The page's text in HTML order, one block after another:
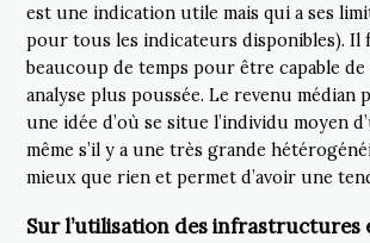
est une indication utile mais qui a ses
pour tous les indicateurs disponibles). Il
beaucoup de temps pour être capable
analyse plus poussée. Le revenu médian
une idée d’où se situe l’individu moyen
même s’il y a une très grande
mieux que rien et permet d’avoir une
Sur l’utilisation des infrastructures